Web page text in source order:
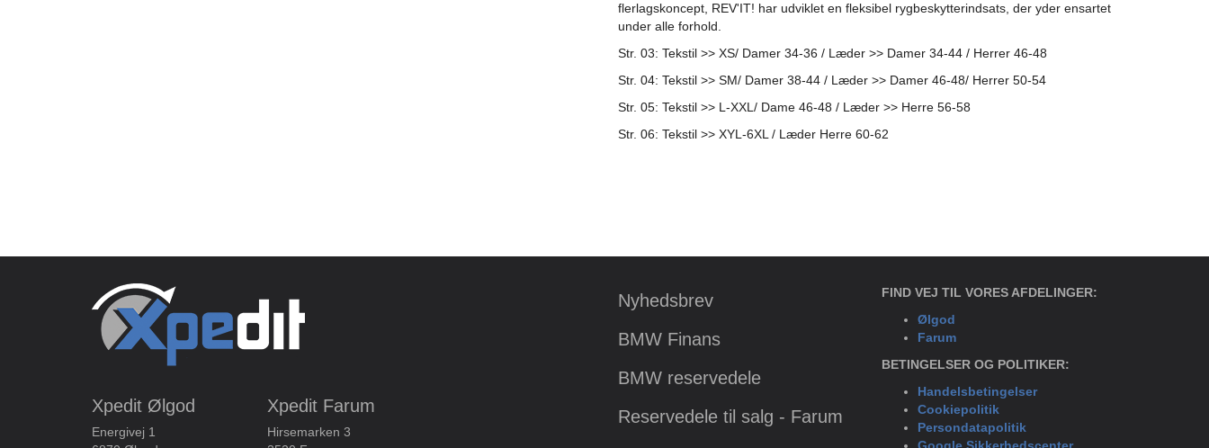
flerlagskoncept, REV'IT! har udviklet en fleksibel rygbeskytterindsats, der yder ensartet
under alle forhold.
Str. 03: Tekstil >> XS/ Damer 34-36 / Læder >> Damer 34-44 / Herrer 46-48
Str. 04: Tekstil >> SM/ Damer 38-44 / Læder >> Damer 46-48/ Herrer 50-54
Str. 05: Tekstil >> L-XXL/ Dame 46-48 / Læder >> Herre 56-58
Str. 06: Tekstil >> XYL-6XL / Læder Herre 60-62
Xpedit Ølgod
Energivej 1
Xpedit Farum
Hirsemarken 3
Nyhedsbrev
BMW Finans
BMW reservedele
Reservedele til salg - Farum
FIND VEJ TIL VORES AFDELINGER:
Ølgod
Farum
BETINGELSER OG POLITIKER:
Handelsbetingelser
Cookiepolitik
Persondatapolitik